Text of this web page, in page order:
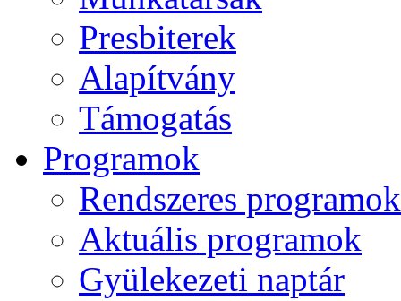
Presbiterek
Alapítvány
Támogatás
Programok
Rendszeres programok
Aktuális programok
Gyülekezeti naptár